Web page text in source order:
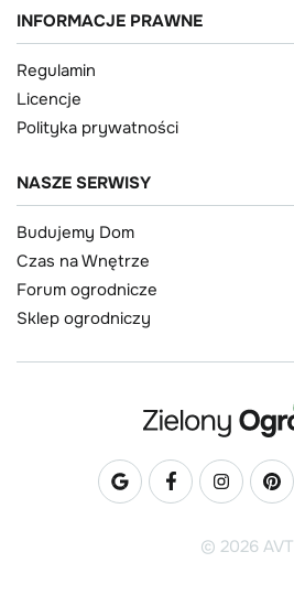
INFORMACJE PRAWNE
Regulamin
Licencje
Polityka prywatności
NASZE SERWISY
Budujemy Dom
Czas na Wnętrze
Forum ogrodnicze
Sklep ogrodniczy
© 2026 AVT